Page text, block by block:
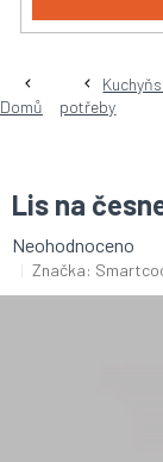
Domů
potřeby
Lis na
Průměrné
hodnocení
Neohodnoceno
Značka: